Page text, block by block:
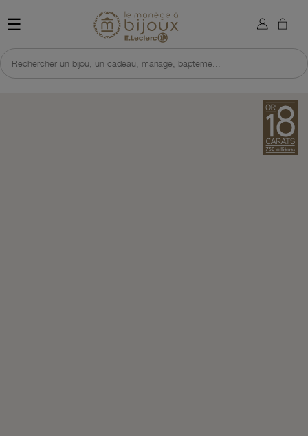
☰ Retour à l'accueil du site
Rechercher un bijou, un cadeau, mariage, baptême...
×